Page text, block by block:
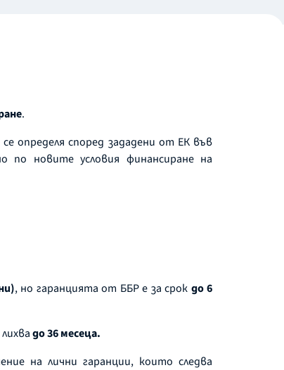
.
определя според зададени от ЕК във
по новите условия финансиране на
, но гаранцията от ББР е за срок до 6
до 36 месеца.
на лични гаранции, които следва